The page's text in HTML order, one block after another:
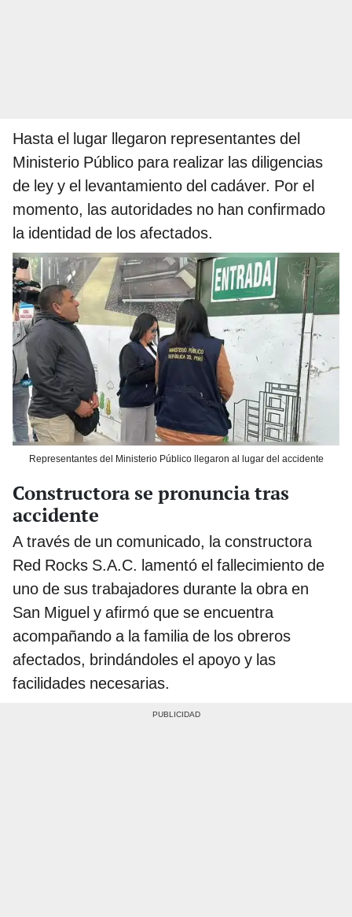
Hasta el lugar llegaron representantes del
Ministerio Público para realizar las diligencias
de ley y el levantamiento del cadáver. Por el
momento, las autoridades no han confirmado
la identidad de los afectados.
Representantes del Ministerio Público llegaron al lugar del accidente
Constructora se pronuncia tras
accidente
A través de un comunicado, la constructora
Red Rocks S.A.C. lamentó el fallecimiento de
uno de sus trabajadores durante la obra en
San Miguel y afirmó que se encuentra
acompañando a la familia de los obreros
afectados, brindándoles el apoyo y las
facilidades necesarias.